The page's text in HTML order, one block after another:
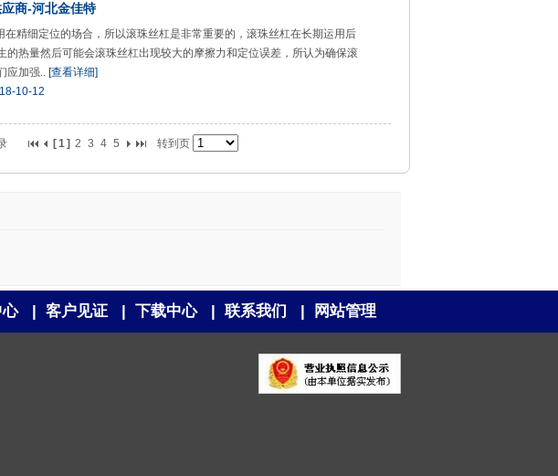
商-河北金佳特
在精细定位的场合，所以滚珠丝杠是非常重要的，滚珠丝杠在长期运用后
的热量然后可能会滚珠丝杠出现较大的摩擦力和定位误差，所认为确保滚
应加强.. [查看详细]
10-12
[1] 2 3 4 5 转到页
| 客户见证| 下载中心| 联系我们 | 网站管理